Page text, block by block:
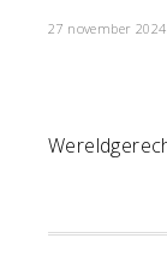
27 november 2024